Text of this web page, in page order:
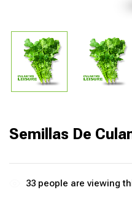
Semillas De
33 people are viewing